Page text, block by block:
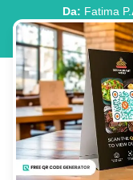
Da: Fatima P.